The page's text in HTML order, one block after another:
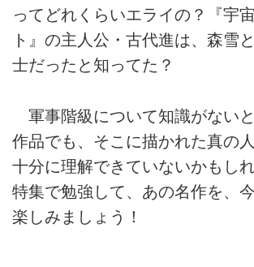
ってどれくらいエライの？『宇
ト』の主人公・古代進は、森雪
士だったと知ってた？
軍事階級について知識がない
作品でも、そこに描かれた真の
十分に理解できていないかもし
特集で勉強して、あの名作を、
楽しみましょう！